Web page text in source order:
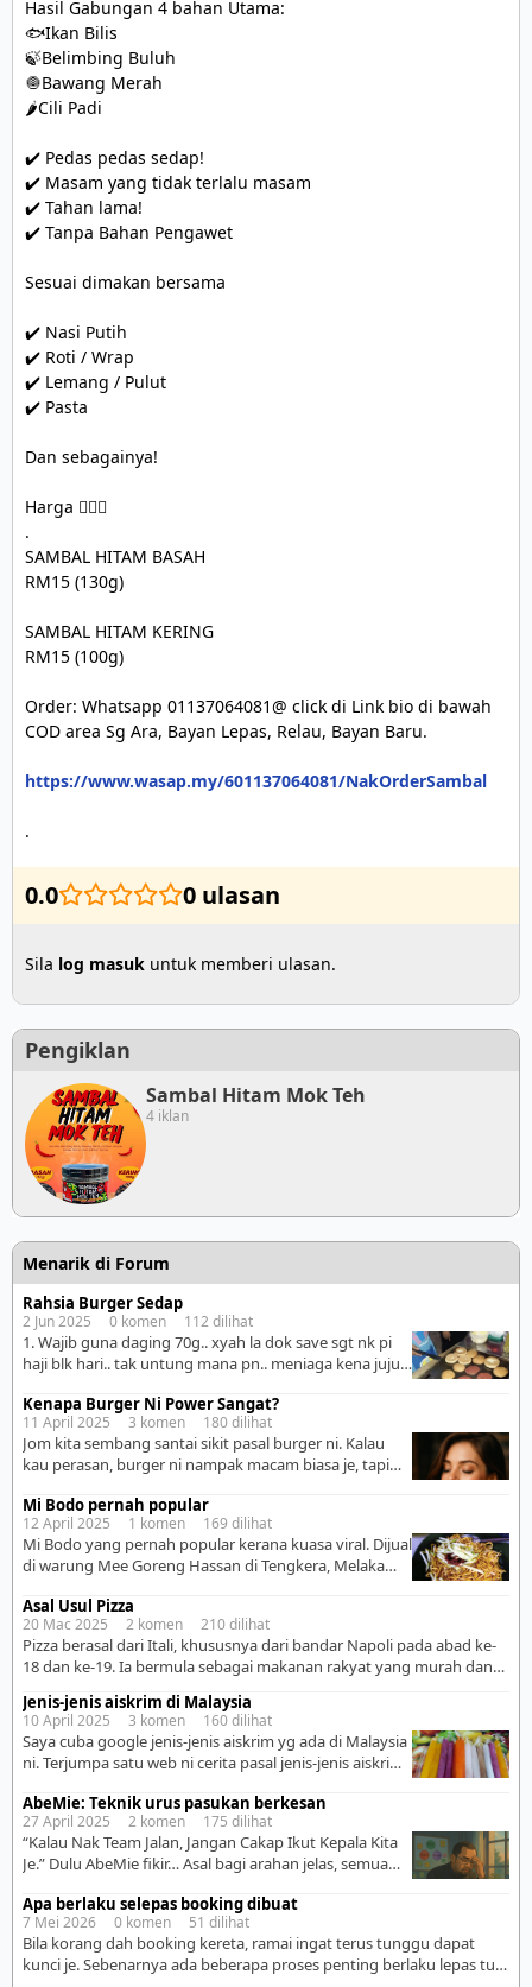
Hasil Gabungan 4 bahan Utama:
🐟Ikan Bilis
🍃Belimbing Buluh
🧅Bawang Merah
🌶Cili Padi
✔️ Pedas pedas sedap!
✔️ Masam yang tidak terlalu masam
✔️ Tahan lama!
✔️ Tanpa Bahan Pengawet
Sesuai dimakan bersama
✔️ Nasi Putih
✔️ Roti / Wrap
✔️ Lemang / Pulut
✔️ Pasta
Dan sebagainya!
Harga 👇🏻😁
.
SAMBAL HITAM BASAH
RM15 (130g)
SAMBAL HITAM KERING
RM15 (100g)
Order: Whatsapp 01137064081@ click di Link bio di bawah
COD area Sg Ara, Bayan Lepas, Relau, Bayan Baru.
https://www.wasap.my/601137064081/NakOrderSambal
.
0.0 0 ulasan
Sila log masuk untuk memberi ulasan.
Pengiklan
Sambal Hitam Mok Teh
4 iklan
Menarik di Forum
Rahsia Burger Sedap
2 Jun 2025 0 komen 112 dilihat
1. Wajib guna daging 70g.. xyah la dok save sgt nk pi
haji blk hari.. tak untung mana pn.. meniaga kena jujur..
Masak daging, jgn tekan.. bila tekan, jus daging akan
kluar.. pasai tu daging jadi kering.. alih2 kan saja.. boh
planta sikit.. sikit ja.. […]
Kenapa Burger Ni Power Sangat?
11 April 2025 3 komen 180 dilihat
Jom kita sembang santai sikit pasal burger ni. Kalau
kau perasan, burger ni nampak macam biasa je, tapi
satu: . 🍔 1. Lapar tahap naga? Burger la jawabnya. Tak
kira kau balik kerja penat, baru lepas bergaduh dengan
bos, atau baru bangun pukul 3 petang – burger
sentiasa […]
Mi Bodo pernah popular
12 April 2025 1 komen 169 dilihat
Mi Bodo yang pernah popular kerana kuasa viral. Dijual
di warung Mee Goreng Hassan di Tengkera, Melaka
selain kuih keria antarabangsa. Hanya dijual hingga ke
pukul 11.00 pagi. Setiap hari boleh kata warungnya
penuh dengan pelanggan Melayu, Cina, India dan
pelancong. Dipanggil mi bodo kerana digoreng hanya
[…]
Asal Usul Pizza
20 Mac 2025 2 komen 210 dilihat
Pizza berasal dari Itali, khususnya dari bandar Napoli pada abad ke-
18 dan ke-19. Ia bermula sebagai makanan rakyat yang murah dan
leper yang dibakar dan ditambah dengan bahan-bahan asas seperti
minyak zaitun, keju, dan herba. Pada tahun 1889, seorang tukang
masak bernama Raffaele Esposito mencipta Pizza […]
Jenis-jenis aiskrim di Malaysia
10 April 2025 3 komen 160 dilihat
Saya cuba google jenis-jenis aiskrim yg ada di Malaysia
ni. Terjumpa satu web ni cerita pasal jenis-jenis aiskrim
rasanya lebih 10 jenis aiskrim ada kat Malaysia ni. Boleh
baca sendiri di web ni: 10 Jenis-jenis Aiskrim yang
terdapat di Malaysia Ni saya cuba tempelkan gambar-
gambar […]
AbeMie: Teknik urus pasukan berkesan
27 April 2025 2 komen 175 dilihat
“Kalau Nak Team Jalan, Jangan Cakap Ikut Kepala Kita
Je.” Dulu AbeMie fikir… Asal bagi arahan jelas, semua
orang mesti semangat. Tapi pelik… Ada yang faham
tapi tak gerak. Ada yang gerak tapi tak ikut flow. Ada
yang blur walau dah explain 3 kali. Rupanya… cara kita
[…]
Apa berlaku selepas booking dibuat
7 Mei 2026 0 komen 51 dilihat
Bila korang dah booking kereta, ramai ingat terus tunggu dapat
kunci je. Sebenarnya ada beberapa proses penting berlaku lepas tu.